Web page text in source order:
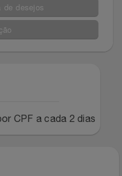
de desejos
CPF a cada 2 dias